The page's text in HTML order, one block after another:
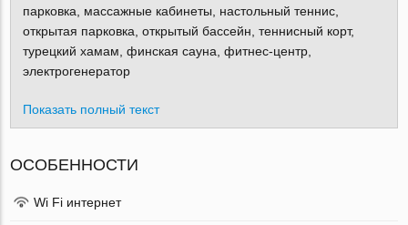
парковка, массажные кабинеты, настольный теннис,
открытая парковка, открытый бассейн, теннисный корт,
турецкий хамам, финская сауна, фитнес-центр,
электрогенератор
Показать полный текст
ОСОБЕННОСТИ
Wi Fi интернет